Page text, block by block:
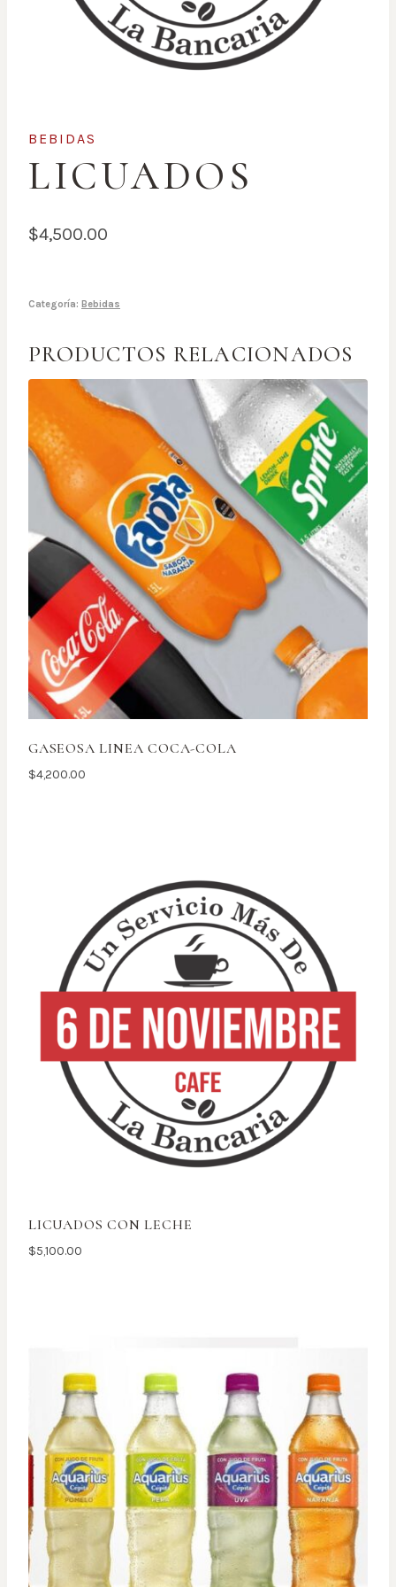
BEBIDAS
LICUADOS
$4,500.00
Categoría: Bebidas
PRODUCTOS RELACIONADOS
GASEOSA LINEA COCA-COLA
$4,200.00
LICUADOS CON LECHE
$5,100.00